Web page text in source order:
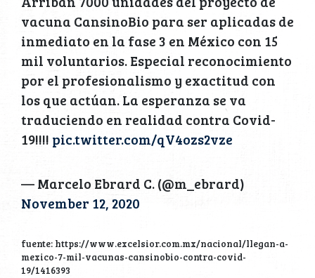
vacuna CansinoBio para ser aplicadas de
inmediato en la fase 3 en México con 15
mil voluntarios. Especial reconocimiento
por el profesionalismo y exactitud con
los que actúan. La esperanza se va
traduciendo en realidad contra Covid-
19!!!! pic.twitter.com/qV4ozs2vze
— Marcelo Ebrard C. (@m_ebrard)
November 12, 2020
fuente: https://www.excelsior.com.mx/nacional/llegan-a-
mexico-7-mil-vacunas-cansinobio-contra-covid-
19/1416393